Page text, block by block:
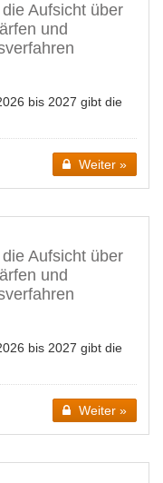
Aufsicht über
und
bis 2027 gibt die
Weiter »
Aufsicht über
und
bis 2027 gibt die
Weiter »